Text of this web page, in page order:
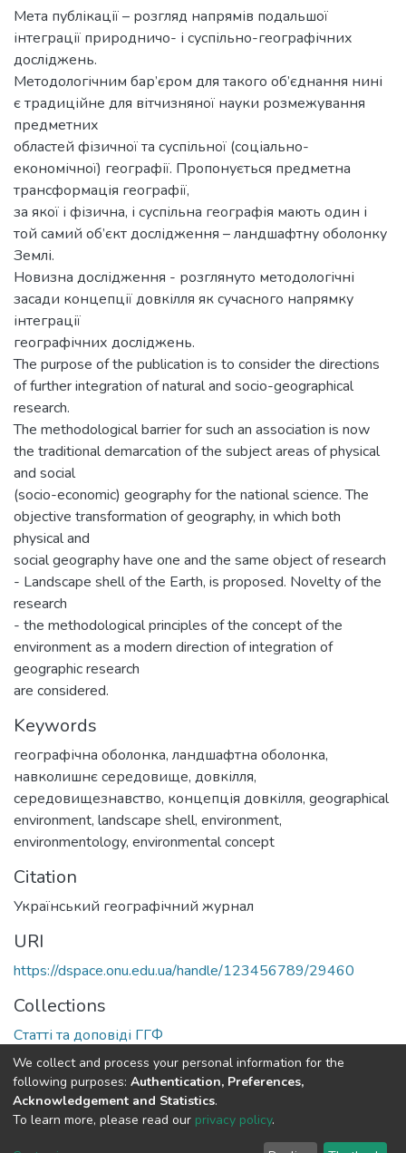
Мета публікації – розгляд напрямів подальшої
інтеграції природничо- і суспільно-географічних
досліджень.
Методологічним бар’єром для такого об’єднання нині
є традиційне для вітчизняної науки розмежування
предметних
областей фізичної та суспільної (соціально-
економічної) географії. Пропонується предметна
трансформація географії,
за якої і фізична, і суспільна географія мають один і
той самий об’єкт дослідження – ландшафтну оболонку
Землі.
Новизна дослідження - розглянуто методологічні
засади концепції довкілля як сучасного напрямку
інтеграції
географічних досліджень.
The purpose of the publication is to consider the directions
of further integration of natural and socio-geographical
research.
The methodological barrier for such an association is now
the traditional demarcation of the subject areas of physical
and social
(socio-economic) geography for the national science. The
objective transformation of geography, in which both
physical and
social geography have one and the same object of research
- Landscape shell of the Earth, is proposed. Novelty of the
research
- the methodological principles of the concept of the
environment as a modern direction of integration of
geographic research
are considered.
Keywords
географічна оболонка, ландшафтна оболонка,
навколишнє середовище, довкілля,
середовищезнавство, концепція довкілля, geographical
environment, landscape shell, environment,
environmentology, environmental concept
Citation
Український географічний журнал
URI
https://dspace.onu.edu.ua/handle/123456789/29460
Collections
Статті та доповіді ГГФ
Full item page
DSpace software copyright © 2009-2026
We collect and process your personal information for the
following purposes: Authentication, Preferences,
Acknowledgement and Statistics.
To learn more, please read our privacy policy.